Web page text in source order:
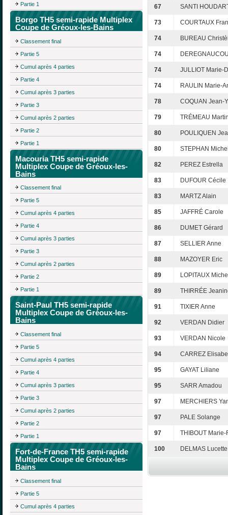
Partie 1
Borgo TH5 semi-rapide Multiplex
Coupe de Gréoux-les-Bains
Classement final
Partie 5
Cumul après 4 parties
Partie 4
Cumul après 3 parties
Partie 3
Cumul après 2 parties
Partie 2
Partie 1
Macouria TH5 semi-rapide
Multiplex Coupe de Gréoux-les-
Bains
Classement final
Partie 5
Cumul après 4 parties
Partie 4
Cumul après 3 parties
Partie 3
Cumul après 2 parties
Partie 2
Partie 1
Saint-Paul TH5 semi-rapide
Multiplex Coupe de Gréoux-les-
Bains
Classement final
Partie 5
Cumul après 4 parties
Partie 4
Cumul après 3 parties
Partie 3
Cumul après 2 parties
Partie 2
Partie 1
Fort-de-France TH5 semi-rapide
Multiplex Coupe de Gréoux-les-
Bains
Classement final
Partie 5
Cumul après 4 parties
67 SANTI
73 COURTAUX
74 BUREAU
74
74 JULLIOT Marie-
74 RAULIN Marie-
78 COQUAN Jean-
79 TRÉMEAU
80 POULIQUEN
80 STEPHAN
82 PEREZ Estrella
83 DUFOUR Cécile
83 MARTZ Alain
85 JAFFRÉ Carole
86 DUMET Gérard
87 SELLIER Anne
88 MAZOYER Eric
89 LOPITAUX
89 THIRRÉE
91 TIXIER Anne
92 VERDAN Didier
93 VERDAN Nicole
94 CARREZ
95 GAYAT Liliane
95 SARR Amadou
97 MERCHIERS
97 PALE Solange
97 THIBOUT Marie-
100 DELMAS Lucette